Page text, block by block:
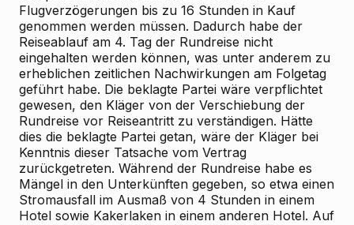
Flugverzögerungen bis zu 16 Stunden in Kauf
genommen werden müssen. Dadurch habe der
Reiseablauf am 4. Tag der Rundreise nicht
eingehalten werden können, was unter anderem zu
erheblichen zeitlichen Nachwirkungen am Folgetag
geführt habe. Die beklagte Partei wäre verpflichtet
gewesen, den Kläger von der Verschiebung der
Rundreise vor Reiseantritt zu verständigen. Hätte
dies die beklagte Partei getan, wäre der Kläger bei
Kenntnis dieser Tatsache vom Vertrag
zurückgetreten. Während der Rundreise habe es
Mängel in den Unterkünften gegeben, so etwa einen
Stromausfall im Ausmaß von 4 Stunden in einem
Hotel sowie Kakerlaken in einem anderen Hotel. Auf